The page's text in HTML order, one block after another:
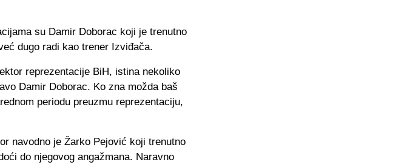
su Damir Doborac koji je trenutno
dugo radi kao trener Izviđača.
reprezentacije BiH, istina nekoliko
Damir Doborac. Ko zna možda baš
periodu preuzmu reprezentaciju,
navodno je Žarko Pejović koji trenutno
do njegovog angažmana. Naravno